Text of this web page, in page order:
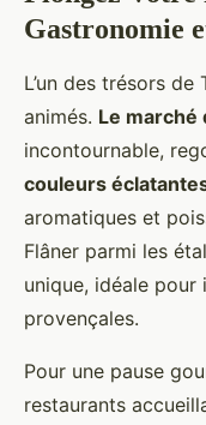
Gastronomie
L’un des trésors
animés. Le marché
incontournable,
couleurs
aromatiques et
Flâner parmi les
unique, idéale
provençales.
Pour une pause
restaurants